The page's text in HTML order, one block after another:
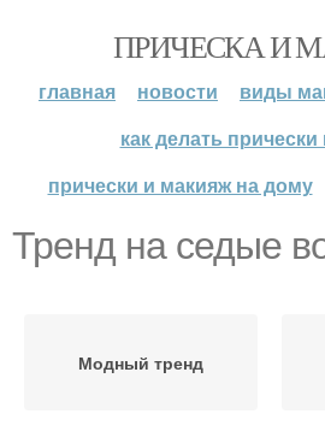
ПРИЧЕСКА И
главная новости
виды
как делать
прически и макияж на дому
Тренд на седые
Модный тренд